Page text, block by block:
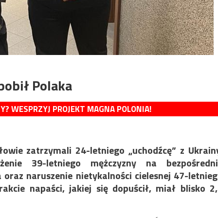
Polaka
WESPRZYJ PROJEKT MAGNA POLONIA!
zatrzymali 24-letniego „uchodźcę” z
39-letniego mężczyzny na
naruszenie nietykalności cielesnej 47-
napaści, jakiej się dopuścił, miał blisko